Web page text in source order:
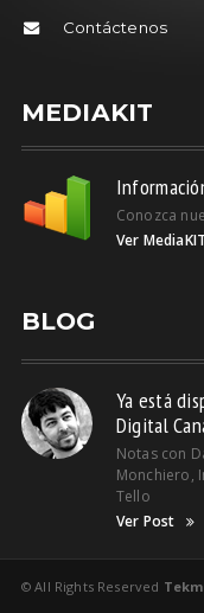
Contáctenos
MEDIAKIT
Conozca
Ver MediaKIT
BLOG
Ya está
Digital
Notas con
Monchiero,
Tello
Ver Post
© All Rights Reserved